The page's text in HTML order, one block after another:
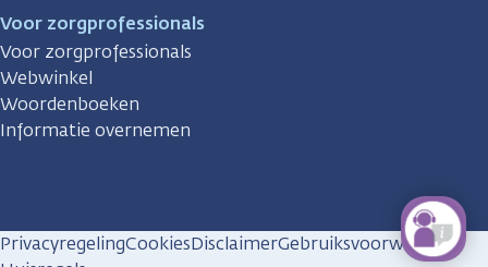
Voor zorgprofessionals
Voor zorgprofessionals
Webwinkel
Woordenboeken
Informatie overnemen
PrivacyregelingCookiesDisclaimerGebruiksvoorwaarden